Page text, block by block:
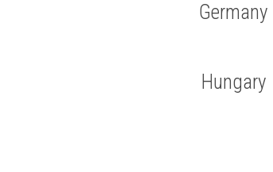
Germany
Hungary